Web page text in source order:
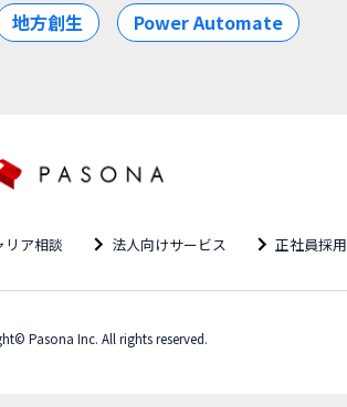
地方創生 Power Automate
リア相談 法人向けサービス 正社員採用
Pasona Inc. All rights reserved.